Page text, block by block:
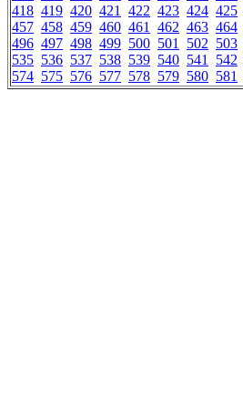
418 419 420 421 422 423 424 425
457 458 459 460 461 462 463 464
496 497 498 499 500 501 502 503
535 536 537 538 539 540 541 542
574 575 576 577 578 579 580 581